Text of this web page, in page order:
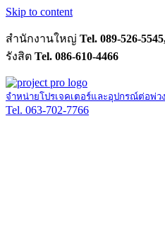
Skip to content
สำนักงานใหญ่ Tel. 089-526-
รังสิต Tel. 086-610-4466
จำหน่ายโปรเจคเตอร์และอุปกรณ์ต่อพ่ว
Tel. 063-702-7766